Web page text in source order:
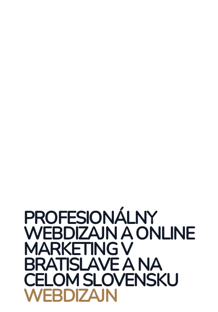
PROFESIONÁLNY
WEBDIZAJN A ONLINE
MARKETING V
BRATISLAVE A NA
CELOM SLOVENSKU
WEBDIZAJN